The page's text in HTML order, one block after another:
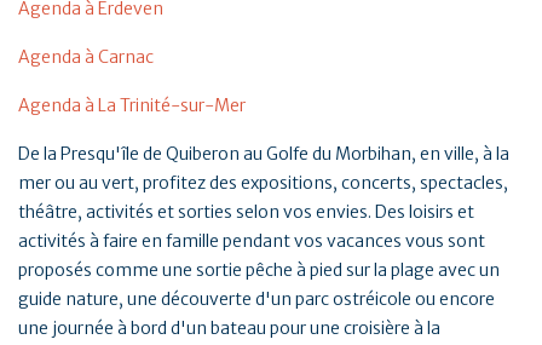
Agenda à Erdeven
Agenda à Carnac
Agenda à La Trinité-sur-Mer
De la Presqu'île de Quiberon au Golfe du Morbihan, en ville, à la
mer ou au vert, profitez des expositions, concerts, spectacles,
théâtre, activités et sorties selon vos envies. Des loisirs et
activités à faire en famille pendant vos vacances vous sont
proposés comme une sortie pêche à pied sur la plage avec un
guide nature, une découverte d'un parc ostréicole ou encore
une journée à bord d'un bateau pour une croisière à la